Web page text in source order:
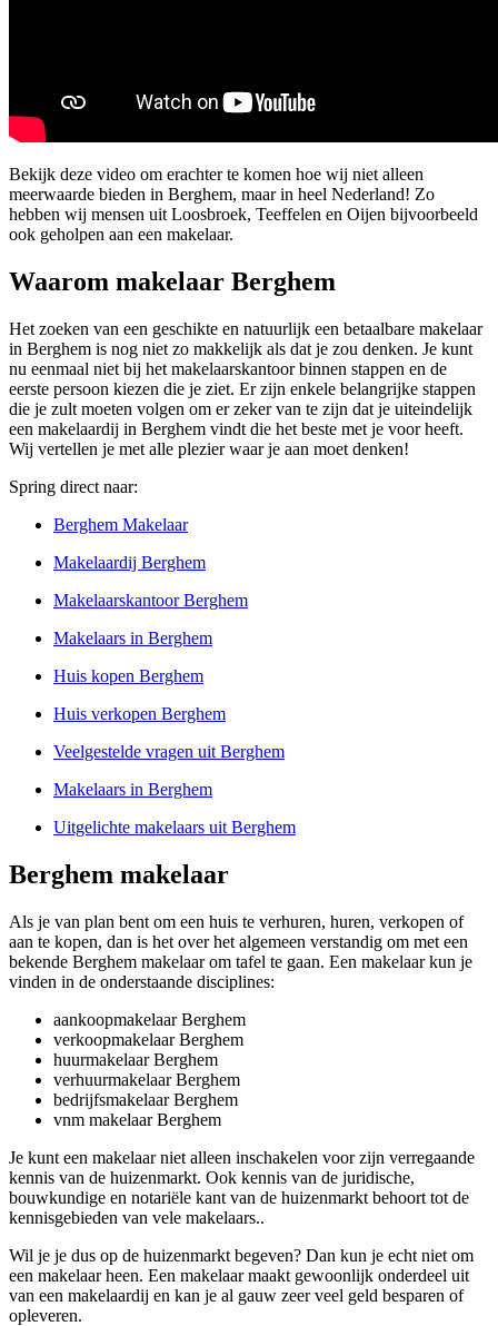
Bekijk deze video om erachter te komen hoe wij niet alleen
meerwaarde bieden in Berghem, maar in heel Nederland! Zo
hebben wij mensen uit Loosbroek, Teeffelen en Oijen bijvoorbeeld
ook geholpen aan een makelaar.
Waarom makelaar Berghem
Het zoeken van een geschikte en natuurlijk een betaalbare makelaar
in Berghem is nog niet zo makkelijk als dat je zou denken. Je kunt
nu eenmaal niet bij het makelaarskantoor binnen stappen en de
eerste persoon kiezen die je ziet. Er zijn enkele belangrijke stappen
die je zult moeten volgen om er zeker van te zijn dat je uiteindelijk
een makelaardij in Berghem vindt die het beste met je voor heeft.
Wij vertellen je met alle plezier waar je aan moet denken!
Spring direct naar:
Berghem Makelaar
Makelaardij Berghem
Makelaarskantoor Berghem
Makelaars in Berghem
Huis kopen Berghem
Huis verkopen Berghem
Veelgestelde vragen uit Berghem
Makelaars in Berghem
Uitgelichte makelaars uit Berghem
Berghem makelaar
Als je van plan bent om een huis te verhuren, huren, verkopen of
aan te kopen, dan is het over het algemeen verstandig om met een
bekende Berghem makelaar om tafel te gaan. Een makelaar kun je
vinden in de onderstaande disciplines:
aankoopmakelaar Berghem
verkoopmakelaar Berghem
huurmakelaar Berghem
verhuurmakelaar Berghem
bedrijfsmakelaar Berghem
vnm makelaar Berghem
Je kunt een makelaar niet alleen inschakelen voor zijn verregaande
kennis van de huizenmarkt. Ook kennis van de juridische,
bouwkundige en notariële kant van de huizenmarkt behoort tot de
kennisgebieden van vele makelaars..
Wil je je dus op de huizenmarkt begeven? Dan kun je echt niet om
een makelaar heen. Een makelaar maakt gewoonlijk onderdeel uit
van een makelaardij en kan je al gauw zeer veel geld besparen of
opleveren.